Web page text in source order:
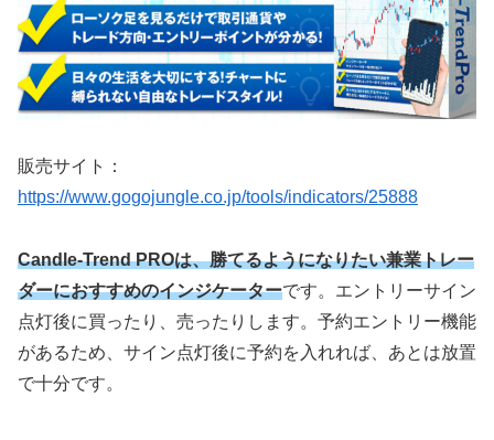
販売サイト：
https://www.gogojungle.co.jp/tools/indicators/25888
Candle-Trend PROは、勝てるようになりたい兼業トレー
ダーにおすすめのインジケーターです。エントリーサイン
点灯後に買ったり、売ったりします。予約エントリー機能
があるため、サイン点灯後に予約を入れれば、あとは放置
で十分です。